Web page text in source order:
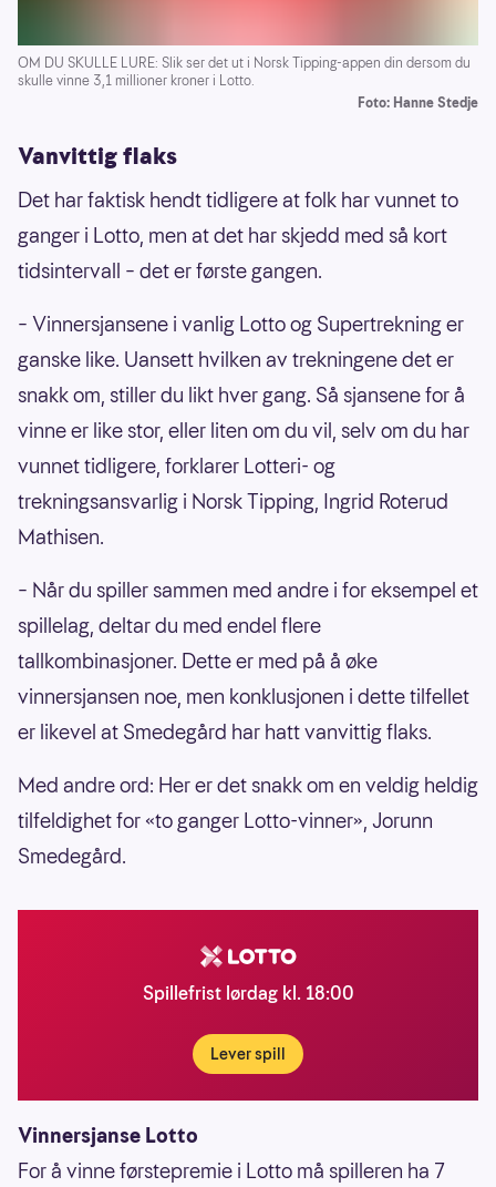
OM DU SKULLE LURE: Slik ser det ut i Norsk Tipping-appen din dersom du
skulle vinne 3,1 millioner kroner i Lotto.
Foto: Hanne Stedje
Vanvittig flaks
Det har faktisk hendt tidligere at folk har vunnet to
ganger i Lotto, men at det har skjedd med så kort
tidsintervall – det er første gangen.
– Vinnersjansene i vanlig Lotto og Supertrekning er
ganske like. Uansett hvilken av trekningene det er
snakk om, stiller du likt hver gang. Så sjansene for å
vinne er like stor, eller liten om du vil, selv om du har
vunnet tidligere, forklarer Lotteri- og
trekningsansvarlig i Norsk Tipping, Ingrid Roterud
Mathisen.
– Når du spiller sammen med andre i for eksempel et
spillelag, deltar du med endel flere
tallkombinasjoner. Dette er med på å øke
vinnersjansen noe, men konklusjonen i dette tilfellet
er likevel at Smedegård har hatt vanvittig flaks.
Med andre ord: Her er det snakk om en veldig heldig
tilfeldighet for «to ganger Lotto-vinner», Jorunn
Smedegård.
Spillefrist lørdag kl. 18:00
Lever spill
Vinnersjanse Lotto
For å vinne førstepremie i Lotto må spilleren ha 7